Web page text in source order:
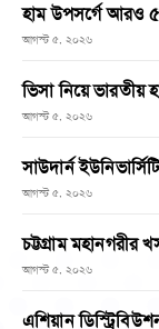
হাম উপসর্গে আরও ৫
আগস্ট ৫, ২০২৬
ভিসা নিয়ে ভারতীয়
আগস্ট ৫, ২০২৬
সাউদার্ন
আগস্ট ৫, ২০২৬
চট্টগ্রাম
আগস্ট ৫, ২০২৬
এশিয়ান